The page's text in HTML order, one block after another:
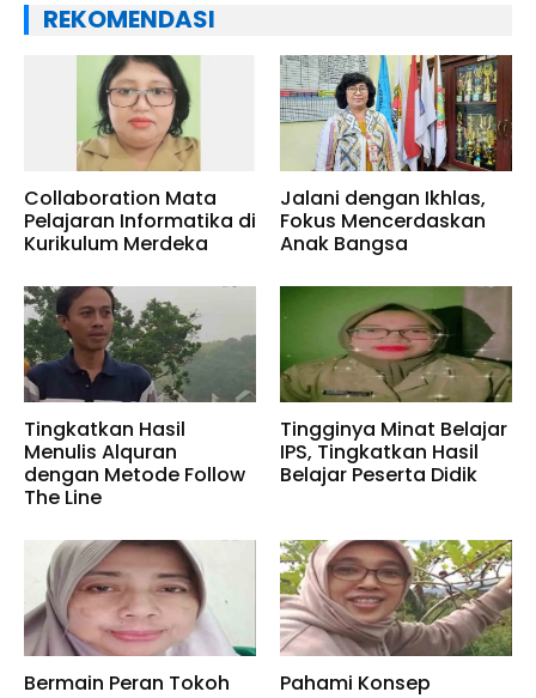
REKOMENDASI
Collaboration Mata
Pelajaran Informatika di
Kurikulum Merdeka
Jalani dengan Ikhlas,
Fokus Mencerdaskan
Anak Bangsa
Tingkatkan Hasil
Menulis Alquran
dengan Metode Follow
The Line
Tingginya Minat Belajar
IPS, Tingkatkan Hasil
Belajar Peserta Didik
Bermain Peran Tokoh
Pahami Konsep